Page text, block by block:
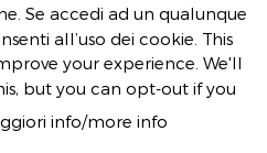
Se accedi ad un qualunque
all’uso dei cookie. This
your experience. We'll
but you can opt-out if you
info/more info